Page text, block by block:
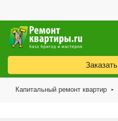
Капитальный ремонт квартир ►